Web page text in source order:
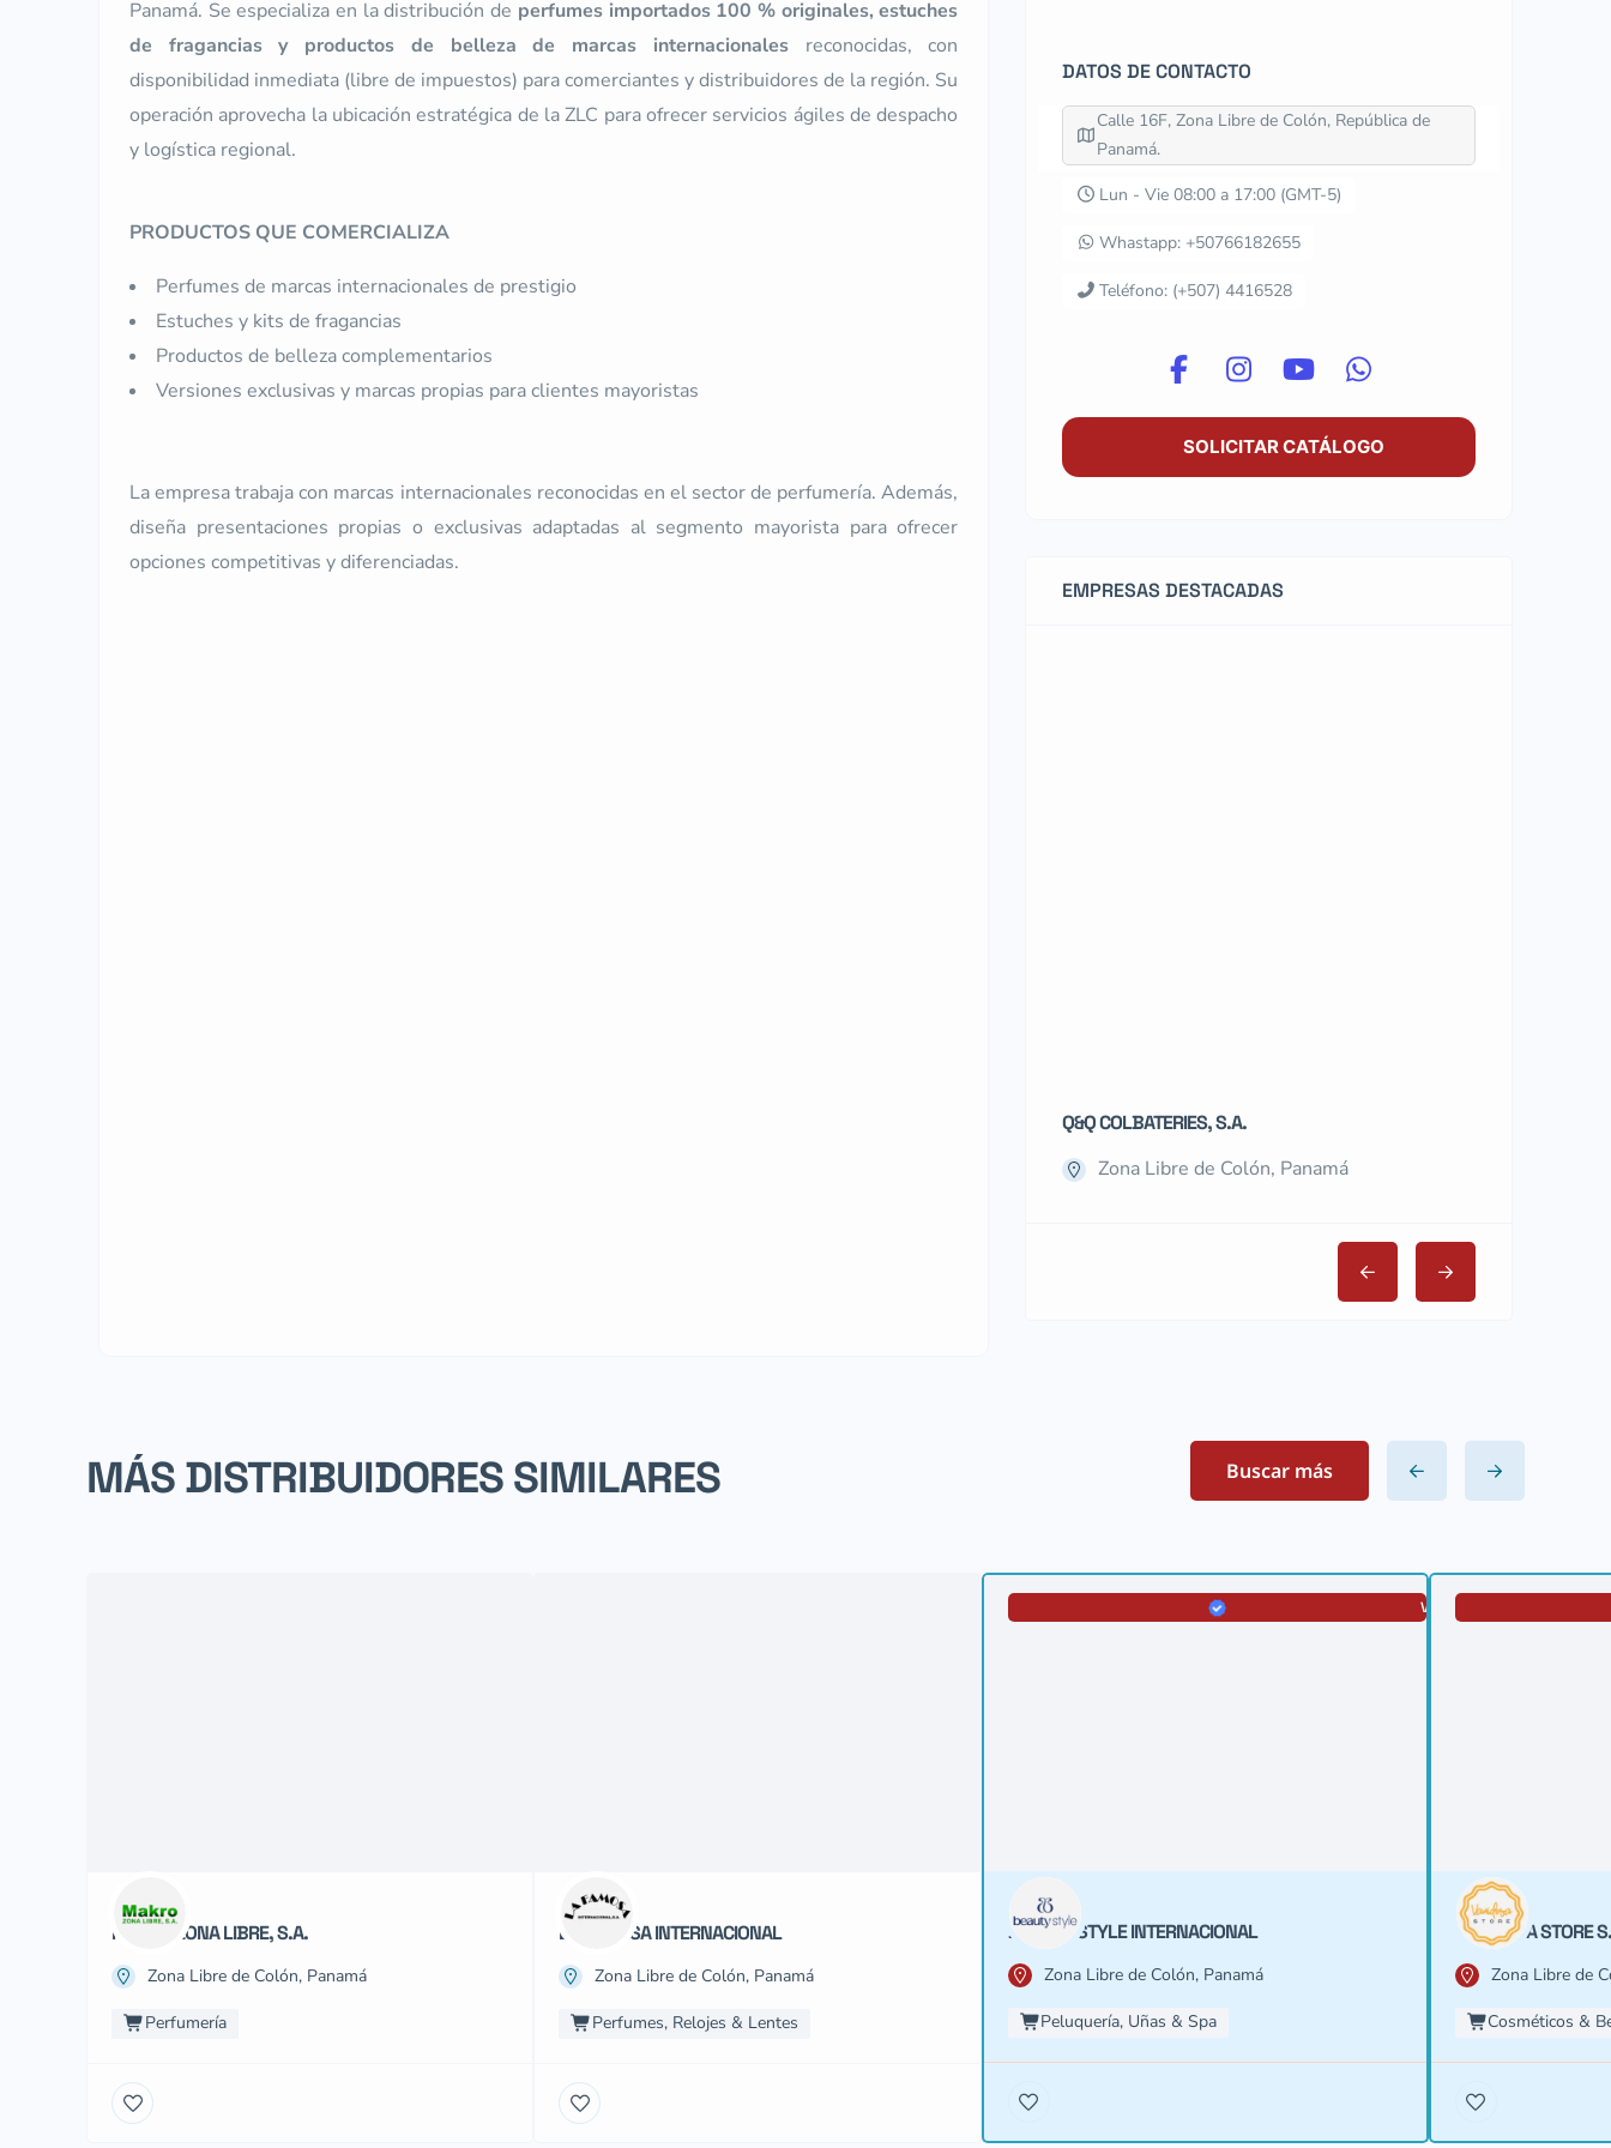
Panamá. Se especializa en la distribución de perfumes importados 100 % originales, estuches
de fragancias y productos de belleza de marcas internacionalesreconocidas, con
disponibilidad inmediata (libre de impuestos) para comerciantes y distribuidores de la región. Su
operación aprovecha la ubicación estratégica de la ZLC para ofrecer servicios ágiles de despacho
y logística regional.
PRODUCTOS QUE COMERCIALIZA
Perfumes de marcas internacionales de prestigio
Estuches y kits de fragancias
Productos de belleza complementarios
Versiones exclusivas y marcas propias para clientes mayoristas
La empresa trabaja con marcas internacionales reconocidas en el sector de perfumería. Además,
diseña presentaciones propias o exclusivas adaptadas al segmento mayorista para ofrecer
opciones competitivas y diferenciadas.
DATOS DE CONTACTO
Calle 16F, Zona Libre de Colón, República de
Panamá.
Lun - Vie 08:00 a 17:00 (GMT-5)
Whastapp: +50766182655
Teléfono: (+507) 4416528
SOLICITAR CATÁLOGO
EMPRESAS DESTACADAS
Q&Q COLBATERIES, S.A.
Zona Libre de Colón, Panamá
MÁS DISTRIBUIDORES SIMILARES Buscar más
MAKRO ZONA LIBRE, S.A.
Zona Libre de Colón, Panamá
Perfumería
LA FAMOSA INTERNACIONAL
Zona Libre de Colón, Panamá
Perfumes, Relojes & Lentes
VERIFICADA
BEAUTY STYLE INTERNACIONAL
Zona Libre de Colón, Panamá
Peluquería, Uñas & Spa
VANIDOSA STORE
Zona Libre de
Cosméticos &